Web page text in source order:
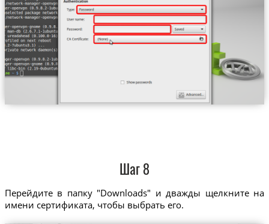
Шаг 8
Перейдите в папку "Downloads" и дважды щелкните на
имени сертификата, чтобы выбрать его.